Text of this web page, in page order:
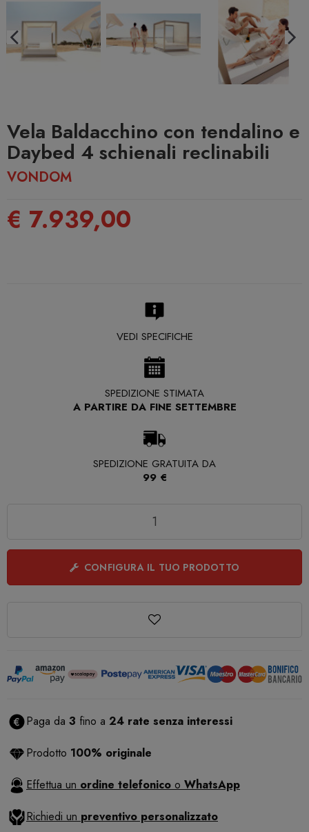
Vela Baldacchino con tendalino e
Daybed 4 schienali reclinabili
VONDOM
€ 7.939,00
VEDI SPECIFICHE
SPEDIZIONE STIMATA
A PARTIRE DA FINE SETTEMBRE
SPEDIZIONE GRATUITA DA
99 €
CONFIGURA IL TUO PRODOTTO
Paga da 3 fino a 24 rate senza interessi
Prodotto 100% originale
Effettua un ordine telefonico o WhatsApp
Richiedi un preventivo personalizzato